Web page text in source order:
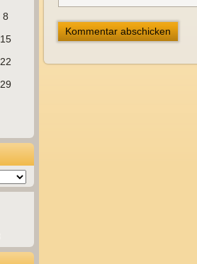
8
15
22
29